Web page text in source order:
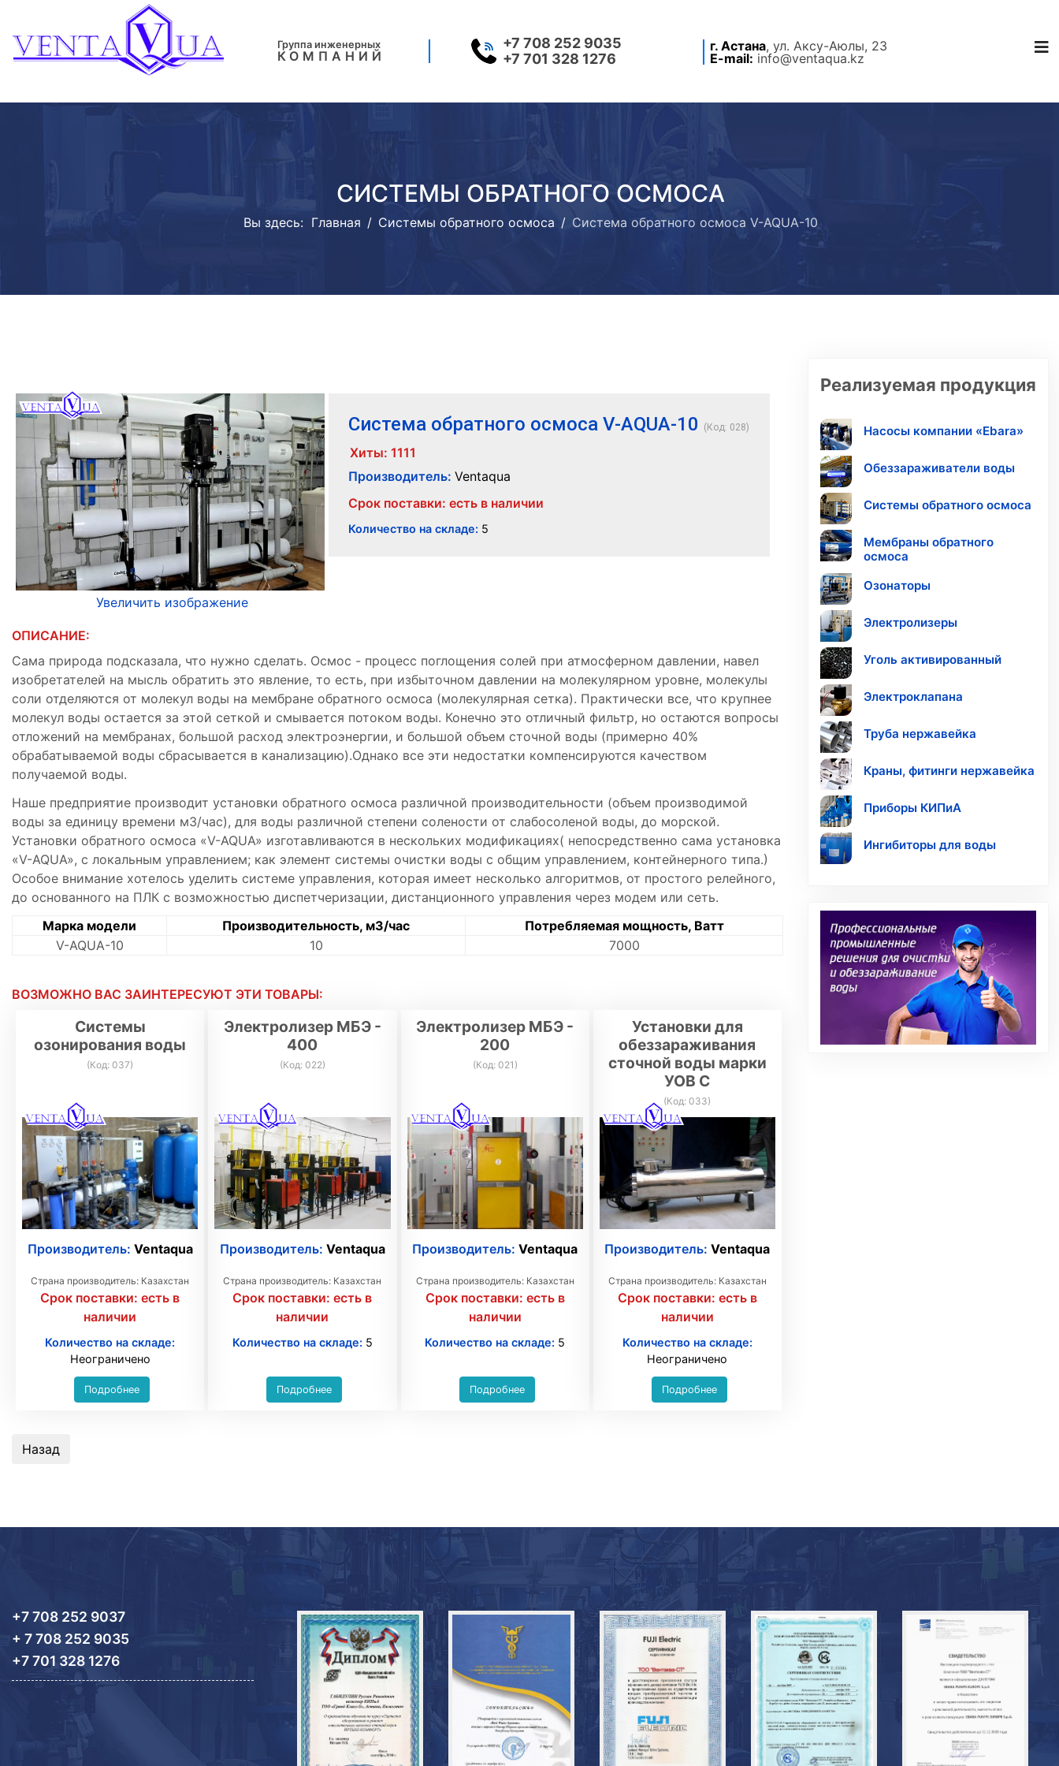
Группа инженерных
КОМПАНИЙ
+7 708 252 9035
+7 701 328 1276
г. Астана, ул. Аксу-Аюлы, 23
E-mail: info@ventaqua.kz
СИСТЕМЫ ОБРАТНОГО ОСМОСА
Вы здесь: Главная Системы обратного осмоса Система обратного осмоса V-AQUA-10
Увеличить изображение
Система обратного осмоса V-AQUA-10 (Код: 028)
Хиты: 1111
Производитель:Ventaqua
Срок поставки: есть в наличии
Количество на складе: 5
ОПИСАНИЕ:
Сама природа подсказала, что нужно сделать. Осмос - процесс поглощения солей при атмосферном давлении, навел
изобретателей на мысль обратить это явление, то есть, при избыточном давлении на молекулярном уровне, молекулы
соли отделяются от молекул воды на мембране обратного осмоса (молекулярная сетка). Практически все, что крупнее
молекул воды остается за этой сеткой и смывается потоком воды. Конечно это отличный фильтр, но остаются вопросы
отложений на мембранах, большой расход электроэнергии, и большой объем сточной воды (примерно 40%
обрабатываемой воды сбрасывается в канализацию).Однако все эти недостатки компенсируются качеством
получаемой воды.
Наше предприятие производит установки обратного осмоса различной производительности (объем производимой
воды за единицу времени м3/час), для воды различной степени солености от слабосоленой воды, до морской.
Установки обратного осмоса «V-AQUA» изготавливаются в нескольких модификациях( непосредственно сама установка
«V-AQUA», с локальным управлением; как элемент системы очистки воды с общим управлением, контейнерного типа.)
Особое внимание хотелось уделить системе управления, которая имеет несколько алгоритмов, от простого релейного,
до основанного на ПЛК с возможностью диспетчеризации, дистанционного управления через модем или сеть.
Марка модели
Производительность, м3/час
Потребляемая мощность, Ватт
V-AQUA-10
10 7000
ВОЗМОЖНО ВАС ЗАИНТЕРЕСУЮТ ЭТИ ТОВАРЫ:
Системы
озонирования воды
(Код:037)
Производитель: Ventaqua
Страна производитель: Казахстан
Срок поставки:есть в
наличии
Количество на складе:
Неограничено
Подробнее
Электролизер МБЭ -
400
(Код: 022)
Производитель: Ventaqua
Страна производитель: Казахстан
Срок поставки:есть в
наличии
Количество на складе: 5
Подробнее
Электролизер МБЭ -
200
(Код: 021 )
Производитель:Ventaqua
Страна производитель: Казахстан
Срок поставки: есть в
наличии
Количество на складе: 5
Подробнее
Установки для
обеззараживания
сточной воды марки
УОВ С
(Код:033)
Производитель:Ventaqua
Страна производитель: Казахстан
Срок поставки: есть в
наличии
Количество на складе:
Неограничено
Подробнее
Реализуемая продукция
Насосы компании «Ebara»
Обеззараживатели воды
Системы обратного осмоса
Мембраны обратного
осмоса
Озонаторы
Электролизеры
Уголь активированный
Электроклапана
Труба нержавейка
Краны, фитинги нержавейка
Приборы КИПиА
Ингибиторы для воды
+7 708 252 9037
+ 7 708 252 9035
+7 701 328 1276